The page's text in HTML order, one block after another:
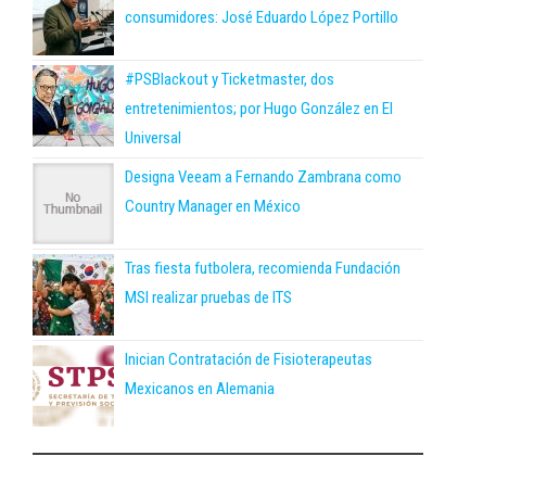
consumidores: José Eduardo López Portillo
#PSBlackout y Ticketmaster, dos
entretenimientos; por Hugo González en El
Universal
Designa Veeam a Fernando Zambrana como
Country Manager en México
Tras fiesta futbolera, recomienda Fundación
MSI realizar pruebas de ITS
Inician Contratación de Fisioterapeutas
Mexicanos en Alemania